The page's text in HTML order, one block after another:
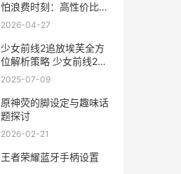
怕浪费时刻：高性价比路
线盘点
2026-04-27
少女前线2追放埃芙全方
位解析策略 少女前线2追
放wiki
2025-07-09
原神荧的脚设定与趣味话
题探讨
2026-02-21
王者荣耀蓝牙手柄设置